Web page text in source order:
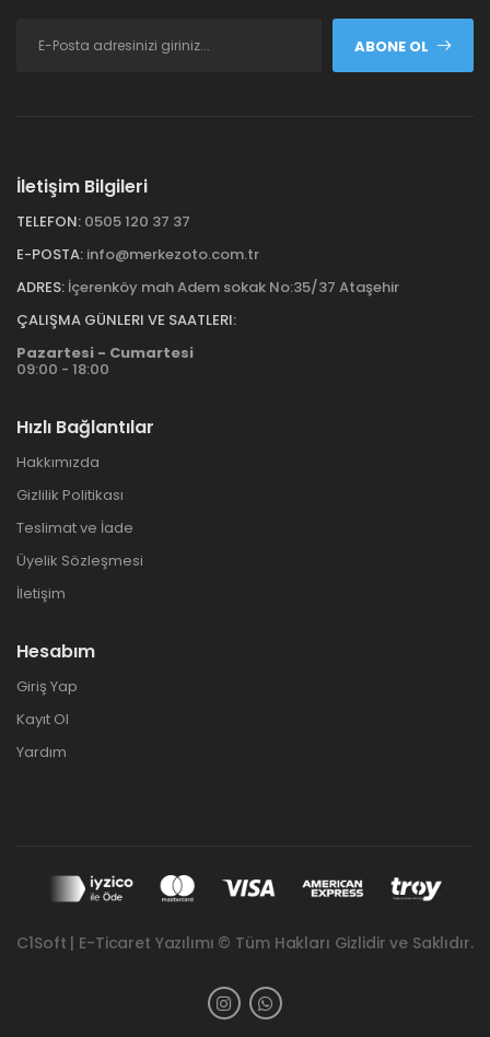
ABONE OL
İletişim Bilgileri
TELEFON: 0505 120 37 37
E-POSTA: info@merkezoto.com.tr
ADRES: İçerenköy mah Adem sokak No:35/37 Ataşehir
ÇALIŞMA GÜNLERI VE SAATLERI:
Pazartesi - Cumartesi
09:00 - 18:00
Hızlı Bağlantılar
Hakkımızda
Gizlilik Politikası
Teslimat ve İade
Üyelik Sözleşmesi
İletişim
Hesabım
Giriş Yap
Kayıt Ol
Yardım
C1Soft | E-Ticaret Yazılımı © Tüm Hakları Gizlidir ve Saklıdır.